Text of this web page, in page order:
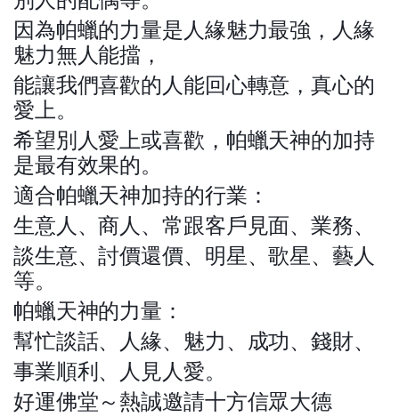
因為帕蠟的力量是人緣魅力最強，人緣
魅力無人能擋，
能讓我們喜歡的人能回心轉意，真心的
愛上。
希望別人愛上或喜歡，帕蠟天神的加持
是最有效果的。
適合帕蠟天神加持的行業：
生意人、商人、常跟客戶見面、業務、
談生意、討價還價、明星、歌星、藝人
等。
帕蠟天神的力量：
幫忙談話、人緣、魅力、成功、錢財、
事業順利、人見人愛。
好運佛堂～熱誠邀請十方信眾大德